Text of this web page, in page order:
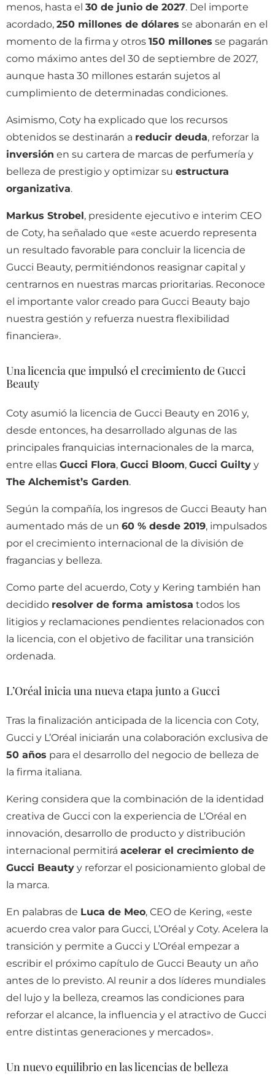
menos, hasta el 30 de junio de 2027. Del importe
acordado, 250 millones de dólares se abonarán en el
momento de la firma y otros 150 millones se pagarán
como máximo antes del 30 de septiembre de 2027,
aunque hasta 30 millones estarán sujetos al
cumplimiento de determinadas condiciones.
Asimismo, Coty ha explicado que los recursos
obtenidos se destinarán a reducir deuda, reforzar la
inversión en su cartera de marcas de perfumería y
belleza de prestigio y optimizar su estructura
organizativa.
Markus Strobel, presidente ejecutivo e interim CEO
de Coty, ha señalado que «este acuerdo representa
un resultado favorable para concluir la licencia de
Gucci Beauty, permitiéndonos reasignar capital y
centrarnos en nuestras marcas prioritarias. Reconoce
el importante valor creado para Gucci Beauty bajo
nuestra gestión y refuerza nuestra flexibilidad
financiera».
Una licencia que impulsó el crecimiento de Gucci
Beauty
Coty asumió la licencia de Gucci Beauty en 2016 y,
desde entonces, ha desarrollado algunas de las
principales franquicias internacionales de la marca,
entre ellas Gucci Flora, Gucci Bloom, Gucci Guilty y
The Alchemist’s Garden.
Según la compañía, los ingresos de Gucci Beauty han
aumentado más de un 60 % desde 2019, impulsados
por el crecimiento internacional de la división de
fragancias y belleza.
Como parte del acuerdo, Coty y Kering también han
decidido resolver de forma amistosa todos los
litigios y reclamaciones pendientes relacionados con
la licencia, con el objetivo de facilitar una transición
ordenada.
L’Oréal inicia una nueva etapa junto a Gucci
Tras la finalización anticipada de la licencia con Coty,
Gucci y L’Oréal iniciarán una colaboración exclusiva de
50 años para el desarrollo del negocio de belleza de
la firma italiana.
Kering considera que la combinación de la identidad
creativa de Gucci con la experiencia de L’Oréal en
innovación, desarrollo de producto y distribución
internacional permitirá acelerar el crecimiento de
Gucci Beauty y reforzar el posicionamiento global de
la marca.
En palabras de Luca de Meo, CEO de Kering, «este
acuerdo crea valor para Gucci, L’Oréal y Coty. Acelera la
transición y permite a Gucci y L’Oréal empezar a
escribir el próximo capítulo de Gucci Beauty un año
antes de lo previsto. Al reunir a dos líderes mundiales
del lujo y la belleza, creamos las condiciones para
reforzar el alcance, la influencia y el atractivo de Gucci
entre distintas generaciones y mercados».
Un nuevo equilibrio en las licencias de belleza